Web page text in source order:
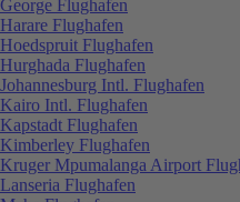
George Flughafen
Harare Flughafen
Hoedspruit Flughafen
Hurghada Flughafen
Johannesburg Intl. Flughafen
Kairo Intl. Flughafen
Kapstadt Flughafen
Kimberley Flughafen
Kruger Mpumalanga Airport
Lanseria Flughafen